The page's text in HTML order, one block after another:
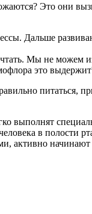
Это они
Дальше
Мы не можем
это
питаться,
выполнят
в полости
активно начинают